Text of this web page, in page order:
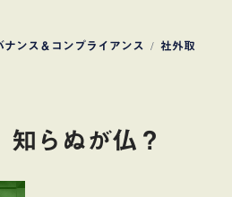
ナンス＆コンプライアンス
タ
社外取
らぬが仏？